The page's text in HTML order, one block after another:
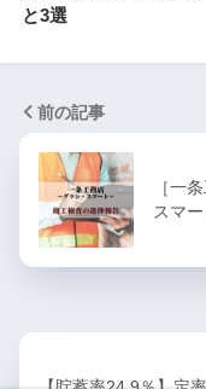
と3選
前の記事
［一
スマー